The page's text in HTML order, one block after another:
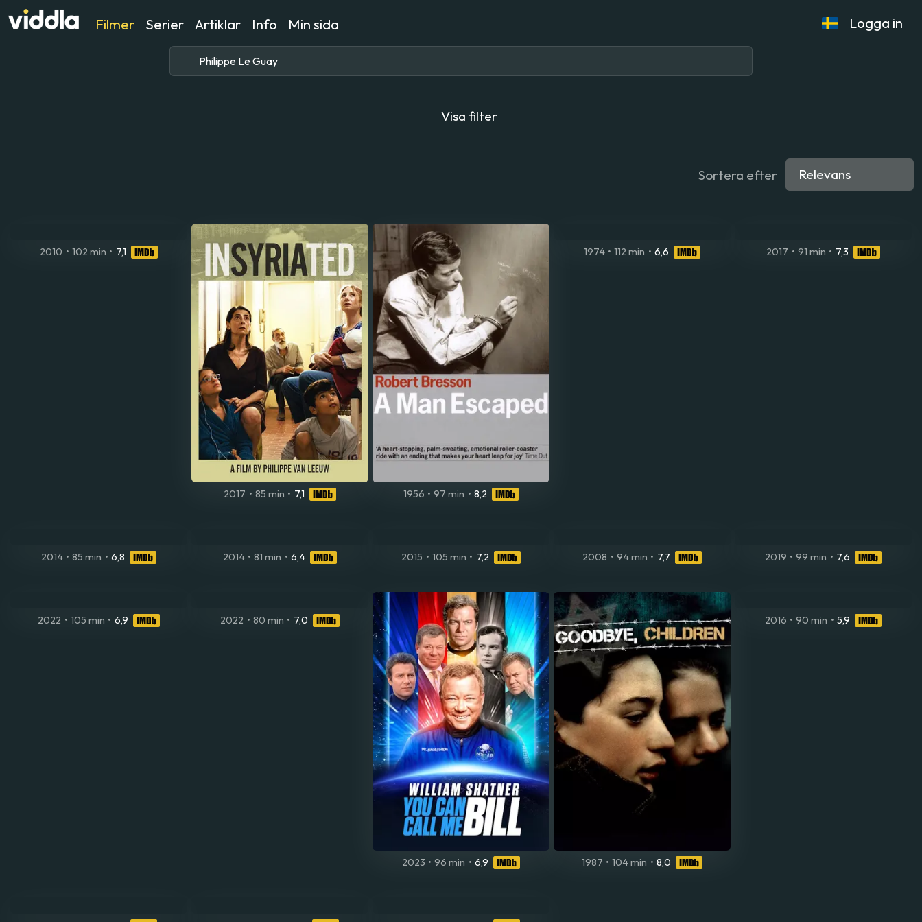
Filmer Serier Artiklar Info Min sida Logga in
Visa filter
Sortera efter
2010 • 102 min • 7,1
2017 • 85 min • 7,1 1956 • 97 min • 8,2
1974 • 112 min • 6,6 2017 • 91 min • 7,3
2014 • 85 min • 6,8 2014 • 81 min • 6,4 2015 • 105 min • 7,2 2008 • 94 min • 7,7 2019 • 99 min • 7,6
2022 • 105 min • 6,9 2022 • 80 min • 7,0
2023 • 96 min • 6,9 1987 • 104 min • 8,0
2016 • 90 min • 5,9